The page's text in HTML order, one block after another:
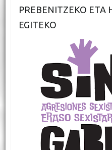
PREBENITZEKO ETA
EGITEKO